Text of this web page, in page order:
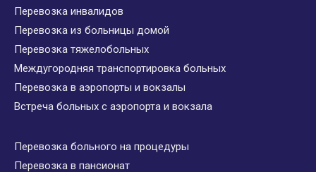
Перевозка инвалидов
Перевозка из больницы домой
Перевозка тяжелобольных
Междугородняя транспортировка больных
Перевозка в аэропорты и вокзалы
Встреча больных с аэропорта и вокзала
Перевозка больного на процедуры
Перевозка в пансионат